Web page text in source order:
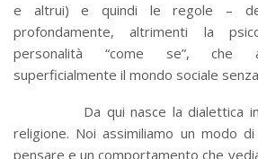
e altrui) e quindi le regole –
profondamente, altrimenti la
personalità “come se”, che
superficialmente il mondo sociale
Da qui nasce la dialettica
religione. Noi assimiliamo un modo
pensare e un comportamento che